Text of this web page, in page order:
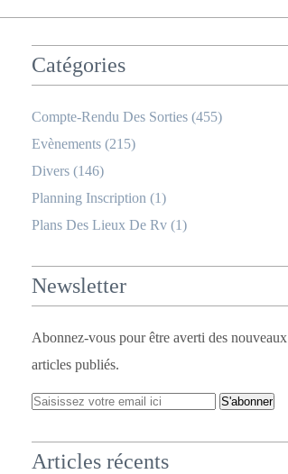
Catégories
Compte-Rendu Des Sorties (455)
Evènements (215)
Divers (146)
Planning Inscription (1)
Plans Des Lieux De Rv (1)
Newsletter
Abonnez-vous pour être averti des nouveaux
articles publiés.
Articles récents